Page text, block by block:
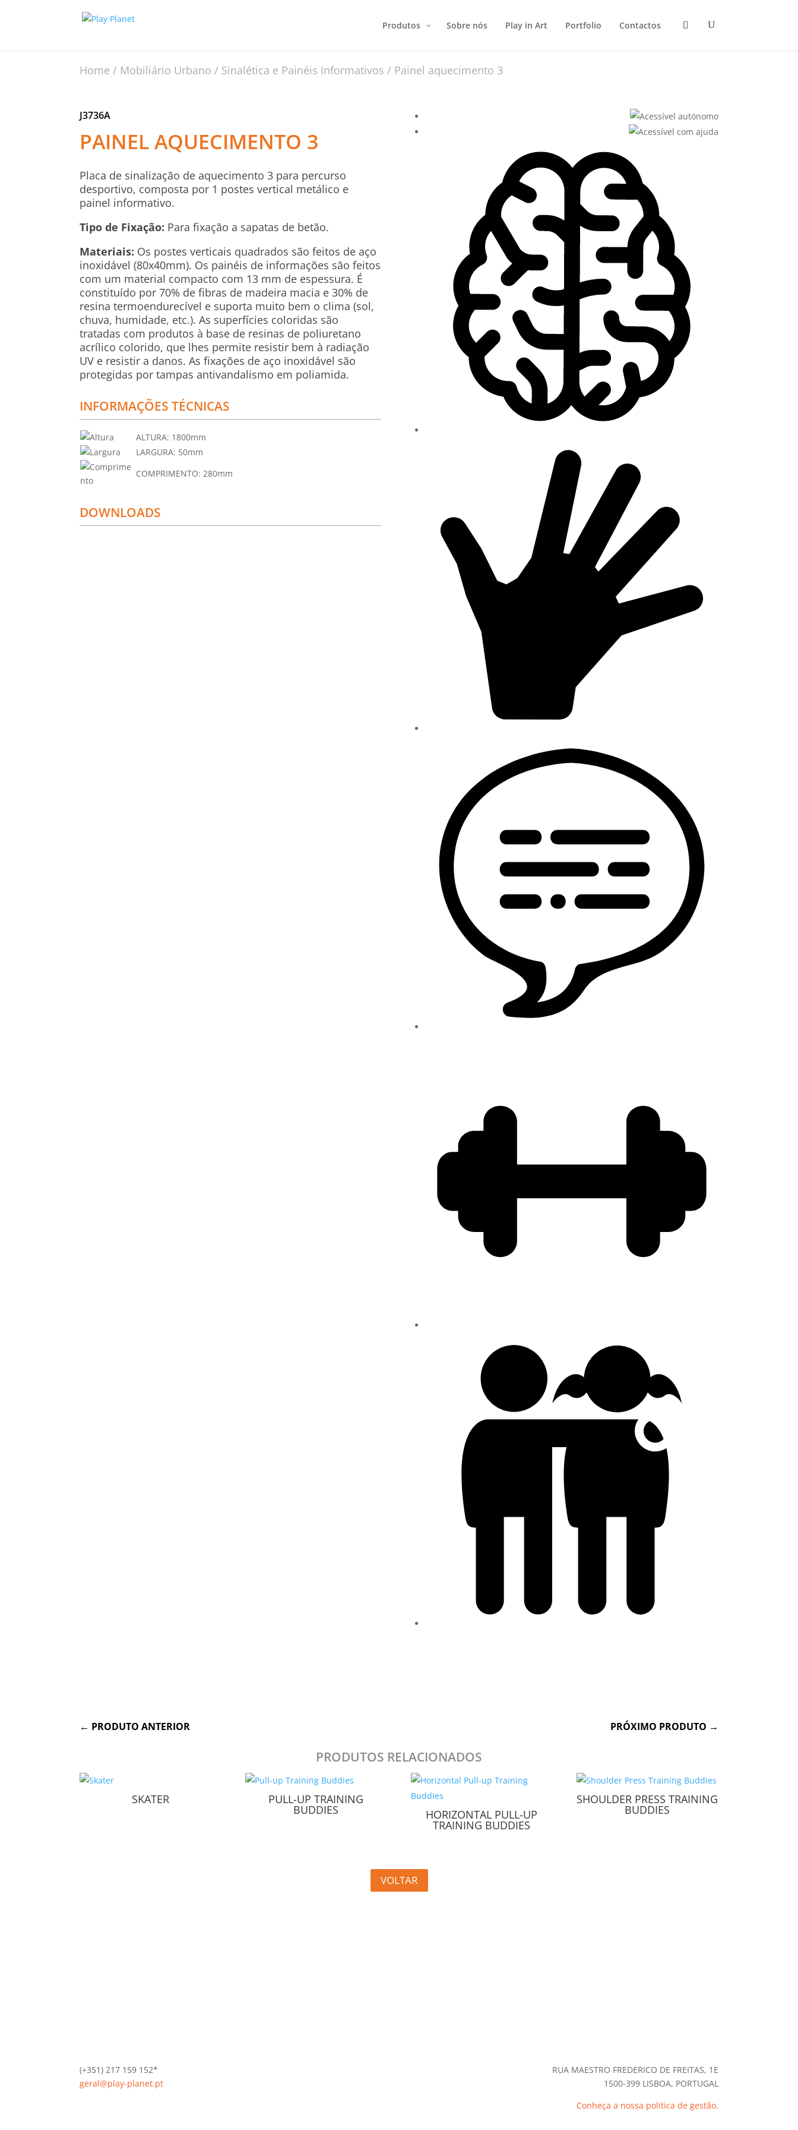
Produtos Sobre nós Play in Art Portfolio Contactos
Home / Mobiliário Urbano / Sinalética e Painéis Informativos / Painel aquecimento 3
J3736A
PAINEL AQUECIMENTO 3
Placa de sinalização de aquecimento 3 para percurso
desportivo, composta por 1 postes vertical metálico e
painel informativo.
Tipo de Fixação: Para fixação a sapatas de betão.
Materiais: Os postes verticais quadrados são feitos de aço
inoxidável (80x40mm). Os painéis de informações são feitos
com um material compacto com 13 mm de espessura. É
constituído por 70% de fibras de madeira macia e 30% de
resina termoendurecível e suporta muito bem o clima (sol,
chuva, humidade, etc.). As superfícies coloridas são
tratadas com produtos à base de resinas de poliuretano
acrílico colorido, que lhes permite resistir bem à radiação
UV e resistir a danos. As fixações de aço inoxidável são
protegidas por tampas antivandalismo em poliamida.
INFORMAÇÕES TÉCNICAS
ALTURA: 1800mm
LARGURA: 50mm
COMPRIMENTO: 280mm
DOWNLOADS
← PRODUTO ANTERIOR PRÓXIMO PRODUTO →
PRODUTOS RELACIONADOS
SKATER PULL-UP TRAINING
BUDDIES HORIZONTAL PULL-UP
TRAINING BUDDIES
SHOULDER PRESS TRAINING
BUDDIES
VOLTAR
(+351) 217 159 152*
geral@play-planet.pt
RUA MAESTRO FREDERICO DE FREITAS, 1E
1500-399 LISBOA, PORTUGAL
Conheça a nossa politica de gestão.